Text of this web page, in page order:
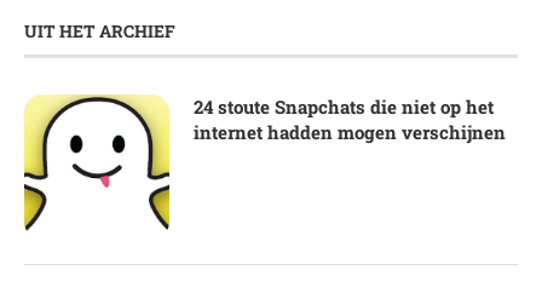
UIT HET ARCHIEF
24 stoute Snapchats die niet op het
internet hadden mogen verschijnen